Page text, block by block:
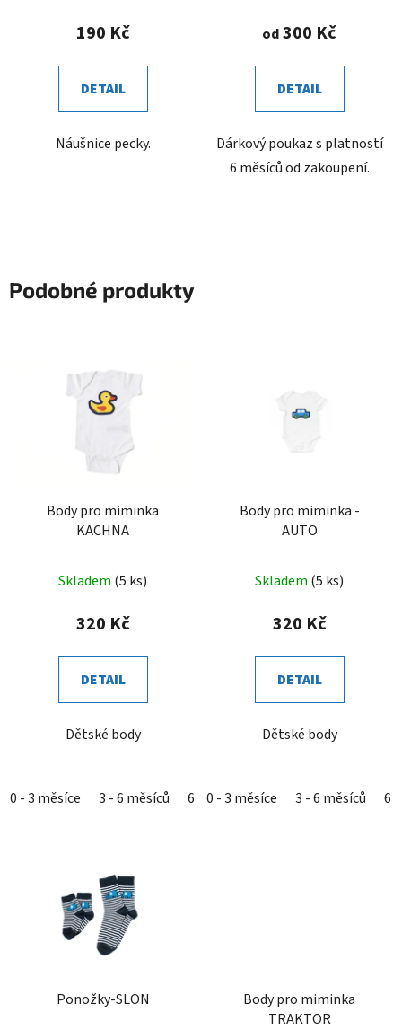
190 Kč
DETAIL
Náušnice pecky.
od300 Kč
DETAIL
Dárkový poukaz s platností
6 měsíců od zakoupení.
Podobné produkty
Body pro miminka
KACHNA
Skladem (5 ks)
320 Kč
DETAIL
Dětské body
0 - 3 měsíce 3 - 6 měsíců 6 - 9 měsíců 9 - 12 měsíců 12
Body pro miminka -
AUTO
Skladem (5 ks)
320 Kč
DETAIL
Dětské body
0 - 3 měsíce 3 - 6 měsíců 6
Ponožky-SLON
Body pro miminka
TRAKTOR